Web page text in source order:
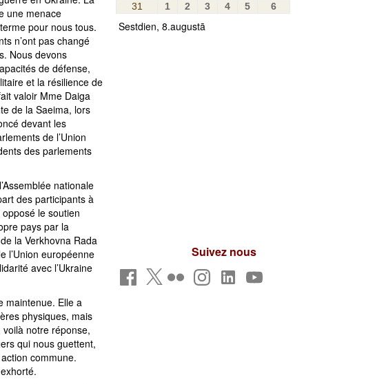
une menace
pour nous tous.
n’ont pas changé
Nous devons
de défense,
et la résilience de
valoir Mme Daiga
de la Saeima, lors
devant les
de l’Union
des parlements
nationale
des participants à
le soutien
pays par la
la Verkhovna Rada
l’Union européenne
avec l’Ukraine
maintenue. Elle a
physiques, mais
voilà notre réponse,
qui nous guettent,
commune.
31
1 2 3 4 5 6
Sestdien, 8.augustā
Suivez nous